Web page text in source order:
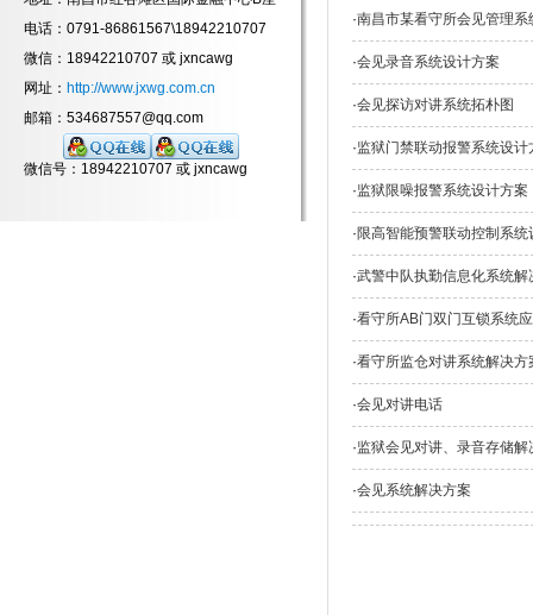
电话：0791-86861567\18942210707
微信：18942210707 或 jxncawg
网址： http://www.jxwg.com.cn
邮箱：534687557@qq.com
微信号：18942210707 或 jxncawg
·南昌市某看守所会见管理系
·会见录音系统设计方案
·会见探访对讲系统拓朴图
·监狱门禁联动报警系统设计
·监狱限噪报警系统设计方案
·限高智能预警联动控制系统
·武警中队执勤信息化系统解
·看守所AB门双门互锁系统
·看守所监仓对讲系统解决方
·会见对讲电话
·监狱会见对讲、录音存储解
·会见系统解决方案